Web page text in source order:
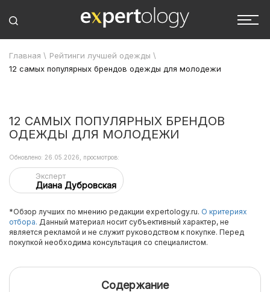
Главная \ Рейтинги лучшей одежды \
12 самых популярных брендов одежды для молодежи
12 САМЫХ ПОПУЛЯРНЫХ БРЕНДОВ
ОДЕЖДЫ ДЛЯ МОЛОДЕЖИ
Эксперт
Диана Дубровская
Обновлено: 26.05.2026, просмотров:
*Обзор лучших по мнению редакции expertology.ru. О критериях
отбора. Данный материал носит субъективный характер, не
является рекламой и не служит руководством к покупке. Перед
покупкой необходима консультация со специалистом.
Содержание